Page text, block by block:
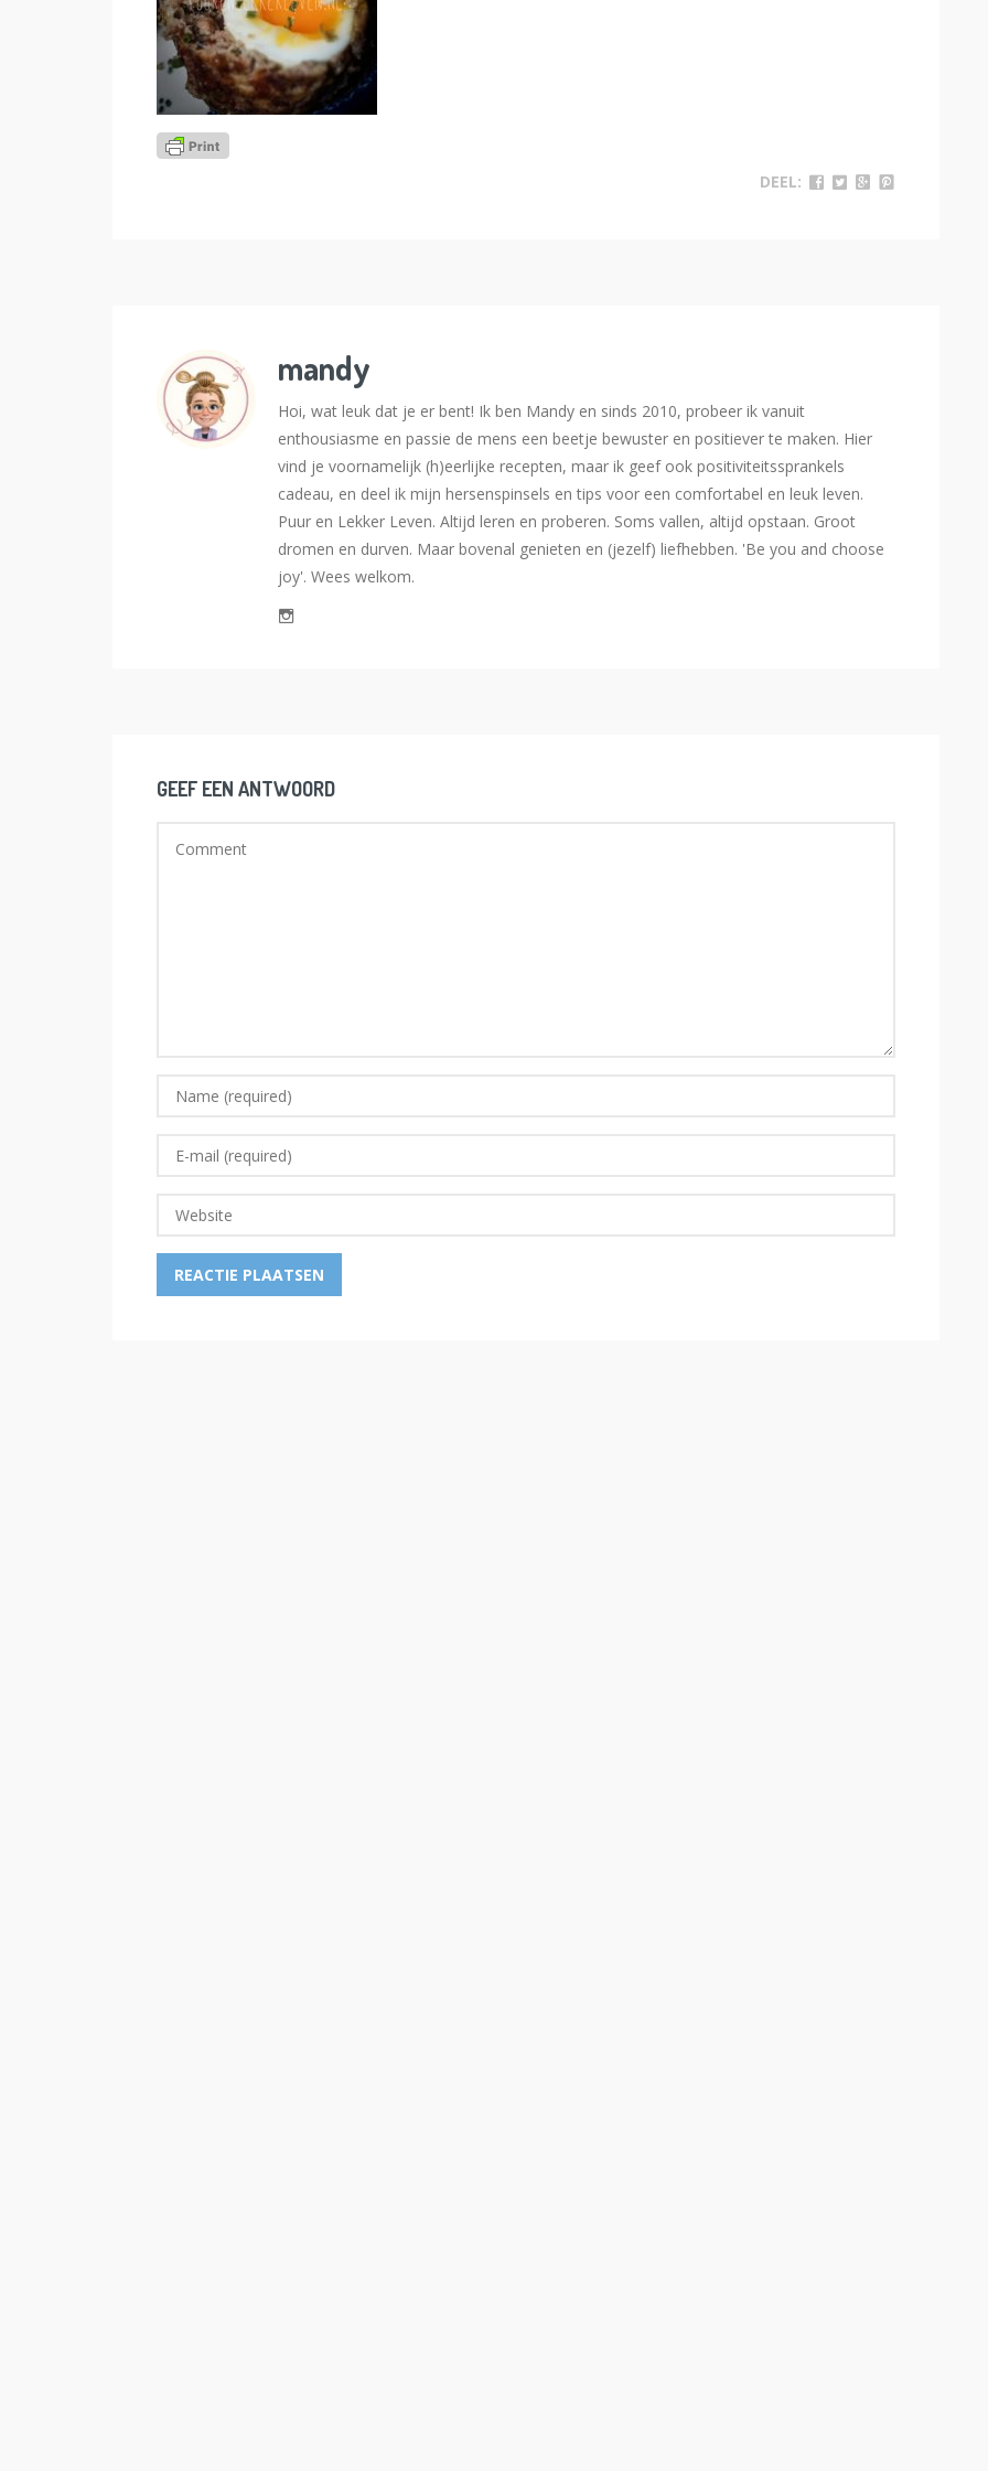
DEEL:
mandy
Hoi, wat leuk dat je er bent! Ik ben Mandy en sinds 2010, probeer ik vanuit
enthousiasme en passie de mens een beetje bewuster en positiever te maken. Hier
vind je voornamelijk (h)eerlijke recepten, maar ik geef ook positiviteitssprankels
cadeau, en deel ik mijn hersenspinsels en tips voor een comfortabel en leuk leven.
Puur en Lekker Leven. Altijd leren en proberen. Soms vallen, altijd opstaan. Groot
dromen en durven. Maar bovenal genieten en (jezelf) liefhebben. 'Be you and choose
joy'. Wees welkom.
GEEF EEN ANTWOORD